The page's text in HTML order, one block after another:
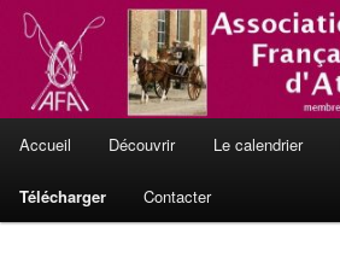
Aller
contenu
principalLe site officiel de
Française d'Attelage
L'Attelage de Tradition, en France et en Europe
principal
Accueil Découvrir Le calendrier
Télécharger Contacter